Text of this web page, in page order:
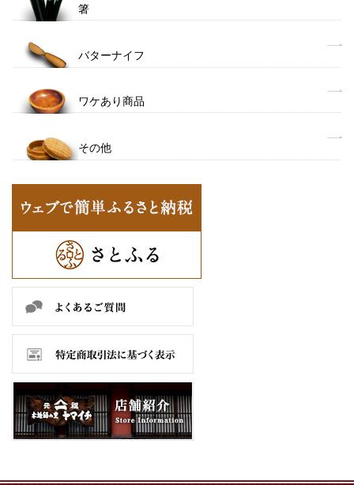
箸
バターナイフ
ワケあり商品
その他